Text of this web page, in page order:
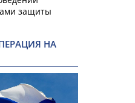
защиты
НА